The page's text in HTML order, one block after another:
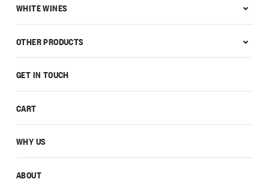
GET IN TOUCH
CART
WHY US
ABOUT
WHITE WINES
OTHER PRODUCTS